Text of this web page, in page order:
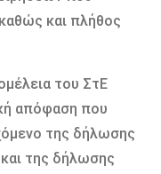
και πλήθος
του ΣτΕ
απόφαση που
της δήλωσης
της δήλωσης